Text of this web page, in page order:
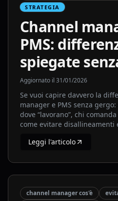
STRATEGIA
Channel
PMS:
spiegate
Aggiornato il 31/01/2026
Se vuoi capire davvero la
manager e PMS senza
dove “lavorano”, chi
come evitare disallineamenti
Leggi l'articolo
channel manager cos'è